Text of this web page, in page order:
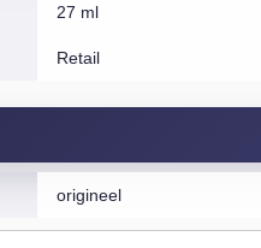
27 ml
Retail
origineel